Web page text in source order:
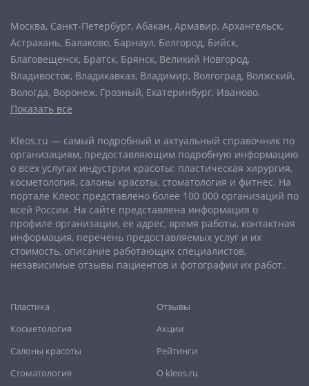
Показать все
Москва, Санкт-Петербург, Абакан, Армавир, Архангельск,
Астрахань, Балаково, Барнаул, Белгород, Бийск,
Благовещенск, Братск, Брянск, Великий Новгород,
Владивосток, Владикавказ, Владимир, Волгоград, Волжский,
Вологда, Воронеж, Грозный, Екатеринбург, Иваново,
Ижевск,Иркутск
Краснодар ,Красноярск,Курган ,Курск,Липецк,
Магнитогорск, Махачкала,Мурманск,Набережные Челны,
Нальчик,Нижневартовск ,Нижний Новгород,Нижний Тагил
Новокузнецк,Новороссийск,Новосибирск,Новочеркасск,
Норильск,Омск, Орёл, Оренбург,Орск,Пенза,Пермь
Петрозаводск,Петропавловск-Камчатский,Псков,Ростов-
на-Дону,Рыбинск,Рязань,Самара,Саранск,Саратов
Севастополь,Северодвинск,Симферополь,Смоленск ,Сочи
Старый Оскол Стерлитамак , Сургут
Улан-Удэ
Хабаровск,
Челябинск,Череповец Шахты
Kleos.ru — самый подробный и актуальный справочник по
организациям, предоставляющим подробную информацию
о всех услугах индустрии красоты: пластическая хирургия,
косметология, салоны красоты, стоматология и фитнес. На
портале Клеос представлено более 100 000 организаций по
всей России. На сайте представлена информация о
профиле организации, ее адрес, время работы, контактная
информация, перечень предоставляемых услуг и их
стоимость, описание работающих специалистов,
независимые отзывы пациентов и фотографии их работ.
Пластика
Косметология
Салоны красоты
Стоматология
Отзывы
Акции
Рейтинги
О kleos.ru